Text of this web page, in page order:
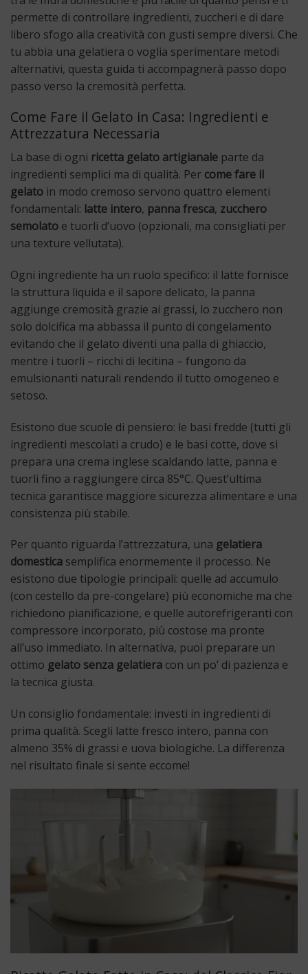
permette di controllare ingredienti, zuccheri e di dare
libero sfogo alla creatività con gusti sempre diversi. Che
tu abbia una gelatiera o voglia sperimentare metodi
alternativi, questa guida ti accompagnerà passo dopo
passo verso la cremosità perfetta.
Come Fare il Gelato in Casa: Ingredienti e
Attrezzatura Necessaria
La base di ogni ricetta gelato artigianale parte da
ingredienti semplici ma di qualità. Per come fare il
gelato in modo cremoso servono quattro elementi
fondamentali: latte intero, panna fresca, zucchero
semolato e tuorli d’uovo (opzionali, ma consigliati per
una texture vellutata).
Ogni ingrediente ha un ruolo specifico: il latte fornisce
la struttura liquida e il sapore delicato, la panna
aggiunge cremosità grazie ai grassi, lo zucchero non
solo dolcifica ma abbassa il punto di congelamento
evitando che il gelato diventi una palla di ghiaccio,
mentre i tuorli – ricchi di lecitina – fungono da
emulsionanti naturali rendendo il tutto omogeneo e
setoso.
Esistono due scuole di pensiero: le basi fredde (tutti gli
ingredienti mescolati a crudo) e le basi cotte, dove si
prepara una crema inglese scaldando latte, panna e
tuorli fino a raggiungere circa 85°C. Quest’ultima
tecnica garantisce maggiore sicurezza alimentare e una
consistenza più stabile.
Per quanto riguarda l’attrezzatura, una gelatiera
domestica semplifica enormemente il processo. Ne
esistono due tipologie principali: quelle ad accumulo
(con cestello da pre-congelare) più economiche ma che
richiedono pianificazione, e quelle autorefrigeranti con
compressore incorporato, più costose ma pronte
all’uso immediato. In alternativa, puoi preparare un
ottimo gelato senza gelatiera con un po’ di pazienza e
la tecnica giusta.
Un consiglio fondamentale: investi in ingredienti di
prima qualità. Scegli latte fresco intero, panna con
almeno 35% di grassi e uova biologiche. La differenza
nel risultato finale si sente eccome!